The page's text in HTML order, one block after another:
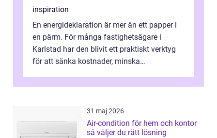
inspiration
En energideklaration är mer än ett papper i
en pärm. För många fastighetsägare i
Karlstad har den blivit ett praktiskt verktyg
för att sänka kostnader, minska
31 maj 2026
Air-condition för hem och kontor
så väljer du rätt lösning